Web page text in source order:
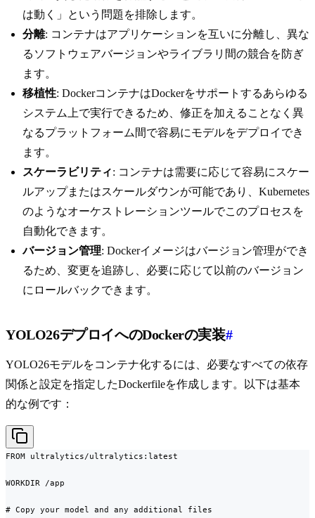
は動く」という問題を排除します。
分離: コンテナはアプリケーションを互いに分離し、異な
るソフトウェアバージョンやライブラリ間の競合を防ぎ
ます。
移植性: DockerコンテナはDockerをサポートするあらゆる
システム上で実行できるため、修正を加えることなく異
なるプラットフォーム間で容易にモデルをデプロイでき
ます。
スケーラビリティ: コンテナは需要に応じて容易にスケー
ルアップまたはスケールダウンが可能であり、Kubernetes
のようなオーケストレーションツールでこのプロセスを
自動化できます。
バージョン管理: Dockerイメージはバージョン管理ができ
るため、変更を追跡し、必要に応じて以前のバージョン
にロールバックできます。
YOLO26デプロイへのDockerの実装#
YOLO26モデルをコンテナ化するには、必要なすべての依存
関係と設定を指定したDockerfileを作成します。以下は基本
的な例です：
FROM ultralytics/ultralytics:latest
WORKDIR /app
# Copy your model and any additional files